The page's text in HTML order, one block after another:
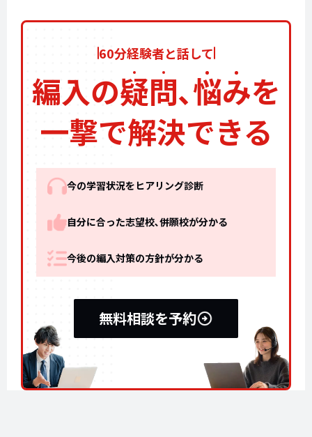
60分経験者と話して
編入の疑問､悩みを
一撃で解決できる
今の学習状況をヒアリング診断
自分に合った志望校､併願校が分かる
今後の編入対策の方針が分かる
無料相談を予約